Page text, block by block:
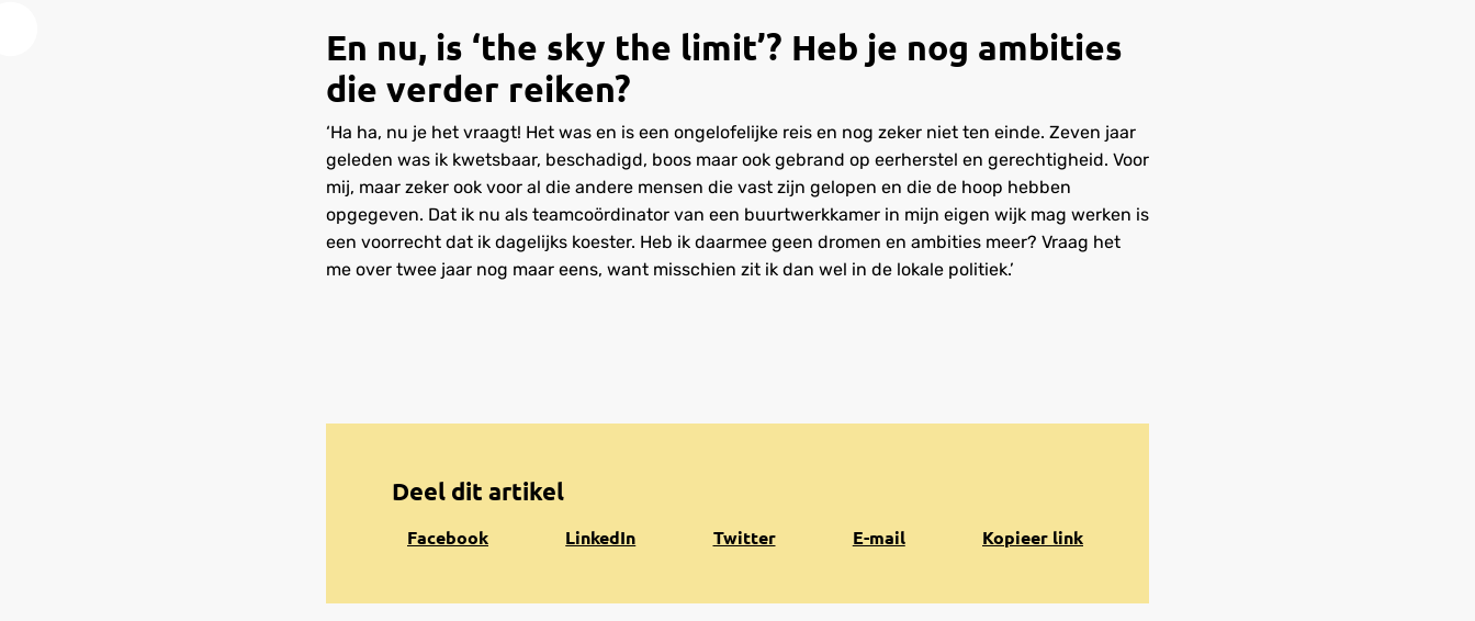
En nu, is ‘the sky the limit’? Heb je nog ambities
die verder reiken?
‘Ha ha, nu je het vraagt! Het was en is een ongelofelijke reis en nog zeker niet ten einde. Zeven jaar
geleden was ik kwetsbaar, beschadigd, boos maar ook gebrand op eerherstel en gerechtigheid. Voor
mij, maar zeker ook voor al die andere mensen die vast zijn gelopen en die de hoop hebben
opgegeven. Dat ik nu als teamcoördinator van een buurtwerkkamer in mijn eigen wijk mag werken is
een voorrecht dat ik dagelijks koester. Heb ik daarmee geen dromen en ambities meer? Vraag het
me over twee jaar nog maar eens, want misschien zit ik dan wel in de lokale politiek.’
Deel dit artikel
Share
Facebook
Share
LinkedIn
Share
Twitter
Share
E-mail
Kopiëren
Kopieer link